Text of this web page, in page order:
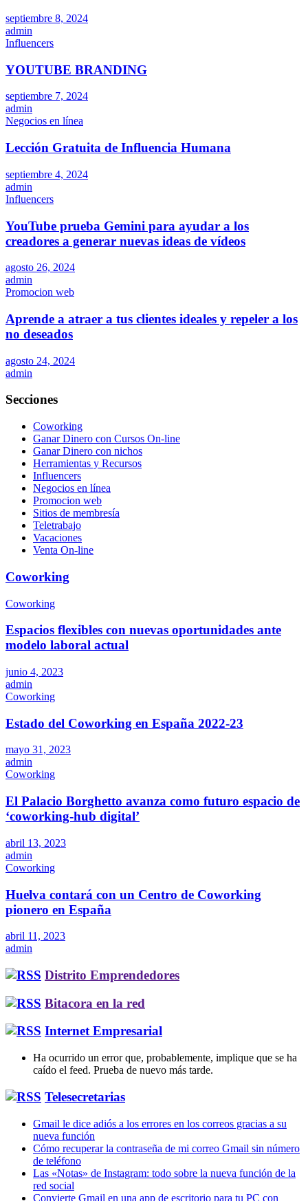
septiembre 8, 2024
admin
Influencers
YOUTUBE BRANDING
septiembre 7, 2024
admin
Negocios en línea
Lección Gratuita de Influencia Humana
septiembre 4, 2024
admin
Influencers
YouTube prueba Gemini para ayudar a los
creadores a generar nuevas ideas de vídeos
agosto 26, 2024
admin
Promocion web
Aprende a atraer a tus clientes ideales y repeler a los
no deseados
agosto 24, 2024
admin
Secciones
Coworking
Ganar Dinero con Cursos On-line
Ganar Dinero con nichos
Herramientas y Recursos
Influencers
Negocios en línea
Promocion web
Sitios de membresía
Teletrabajo
Vacaciones
Venta On-line
Coworking
Coworking
Espacios flexibles con nuevas oportunidades ante
modelo laboral actual
junio 4, 2023
admin
Coworking
Estado del Coworking en España 2022-23
mayo 31, 2023
admin
Coworking
El Palacio Borghetto avanza como futuro espacio de
‘coworking-hub digital’
abril 13, 2023
admin
Coworking
Huelva contará con un Centro de Coworking
pionero en España
abril 11, 2023
admin
Distrito Emprendedores
Bitacora en la red
Internet Empresarial
Ha ocurrido un error que, probablemente, implique que se ha
caído el feed. Prueba de nuevo más tarde.
Telesecretarias
Gmail le dice adiós a los errores en los correos gracias a su
nueva función
Cómo recuperar la contraseña de mi correo Gmail sin número
de teléfono
Las «Notas» de Instagram: todo sobre la nueva función de la
red social
Convierte Gmail en una app de escritorio para tu PC con